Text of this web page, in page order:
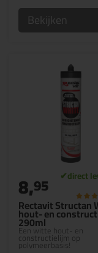
Bekijken
Rectavit Structan
hout- en
290ml
Een witte hout- en
constructielijm op
polymeerbasis!
8,95